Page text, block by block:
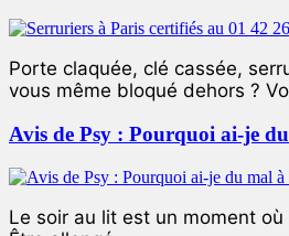
Porte claquée, clé cassée,
vous même bloqué dehors ?
Avis de Psy : Pourquoi ai-je
Le soir au lit est un moment